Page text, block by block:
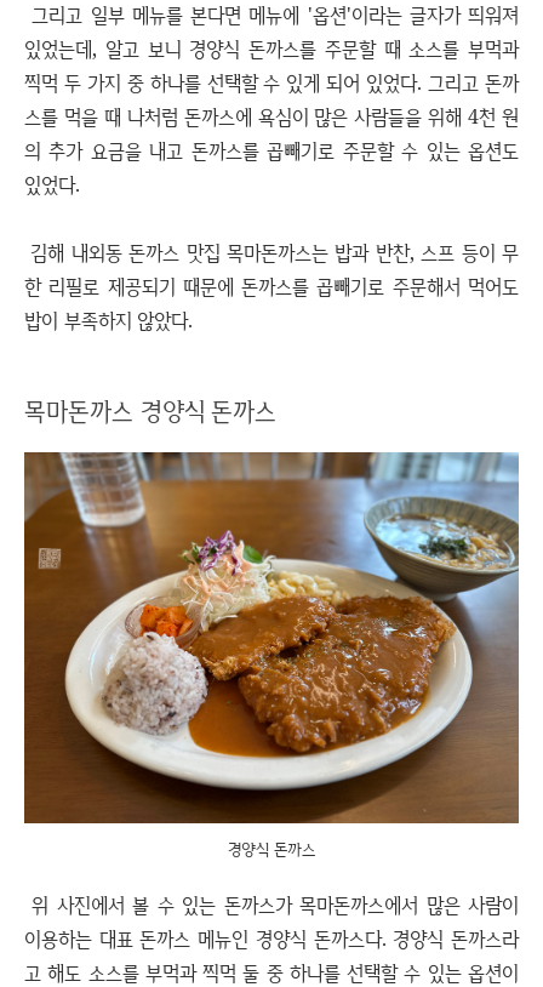
그리고 일부 메뉴를 본다면 메뉴에 '옵션'이라는 글자가 띄워져
있었는데, 알고 보니 경양식 돈까스를 주문할 때 소스를 부먹과
찍먹 두 가지 중 하나를 선택할 수 있게 되어 있었다. 그리고 돈까
스를 먹을 때 나처럼 돈까스에 욕심이 많은 사람들을 위해 4천 원
의 추가 요금을 내고 돈까스를 곱빼기로 주문할 수 있는 옵션도
있었다.
김해 내외동 돈까스 맛집 목마돈까스는 밥과 반찬, 스프 등이 무
한 리필로 제공되기 때문에 돈까스를 곱빼기로 주문해서 먹어도
밥이 부족하지 않았다.
목마돈까스 경양식 돈까스
경양식 돈까스
위 사진에서 볼 수 있는 돈까스가 목마돈까스에서 많은 사람이
이용하는 대표 돈까스 메뉴인 경양식 돈까스다. 경양식 돈까스라
고 해도 소스를 부먹과 찍먹 둘 중 하나를 선택할 수 있는 옵션이